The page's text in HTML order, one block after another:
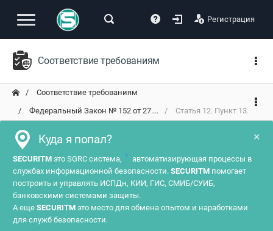
Регистрация
Соответствие требованиям
Соответствие требованиям
Федеральный Закон № 152 от 27....
Статья 12. Пункт 13.
×
Куда я попал?
SECURITM это SGRC система, ?
автоматизирующая процессы в
службах информационной безопасности. SECURITM помогает
построить и управлять ИСПДн, КИИ, ГИС, СМИБ/СУИБ,
банковскими системами защиты.
А еще SECURITM это место для обмена опытом и наработками
для служб безопасности.